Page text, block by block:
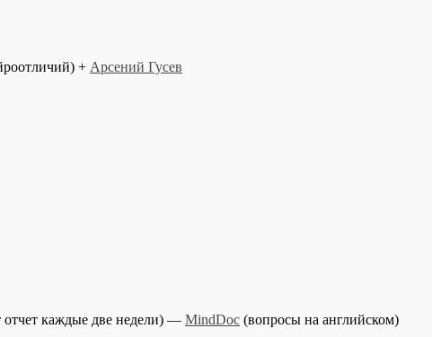
+ Арсений Гусев
отчет каждые две недели) — MindDoc (вопросы на английском)